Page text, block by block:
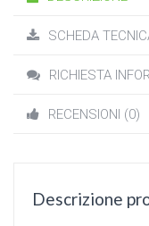
SCHEDA
RICHIESTA
RECENSIONI (0)
Descrizione